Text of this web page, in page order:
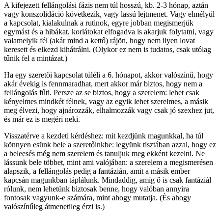
A kifejezett fellángolási fázis nem túl hosszú, kb. 2-3 hónap, aztán
vagy konszolidáció következik, vagy lassú lejtmenet. Vagy elmélyül
a kapcsolat, kialakulnak a rutinok, egyre jobban megismerjük
egymást és a hibákat, korlátokat elfogadva is akarjuk folytatni, vagy
valamelyik fél (akár mind a kettő) rájön, hogy nem ilyen lovat
keresett és elkezd kihátrálni. (Olykor ez nem is tudatos, csak utólag
tűnik fel a mintázat.)
Ha egy szeretői kapcsolat túléli a 6. hónapot, akkor valószínű, hogy
akár évekig is fennmaradhat, mert akkor már biztos, hogy nem a
fellángolás fűti. Persze az se biztos, hogy a szerelem: lehet csak
kényelmes mindkét félnek, vagy az egyik lehet szerelmes, a másik
meg élvezi, hogy ajnározzák, elhalmozzák vagy csak jó szexhez jut,
és már ez is megéri neki.
Visszatérve a kezdeti kérdéshez: mit kezdjünk magunkkal, ha túl
könnyen esünk bele a szeretőinkbe: legyünk tisztában azzal, hogy ez
a beleesés még nem szerelem és tanuljuk meg ekként kezelni. Ne
lássunk bele többet, mint ami valójában: a szerelem a megismerésen
alapszik, a fellángolás pedig a fantázián, amit a másik ember
kapcsán magunkban táplálunk. Mindaddig, amíg ő is csak fantáziál
rólunk, nem lehetünk biztosak benne, hogy valóban annyira
fontosak vagyunk-e számára, mint ahogy mutatja. (És ahogy
valószínűleg átmenetileg érzi is.)